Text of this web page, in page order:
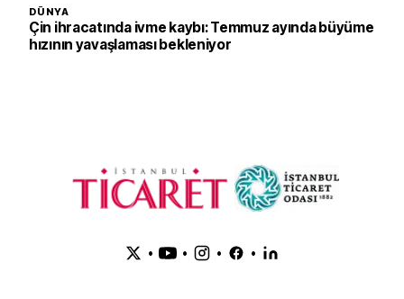
DÜNYA
Çin ihracatında ivme kaybı: Temmuz ayında büyüme
hızının yavaşlaması bekleniyor
• • • •